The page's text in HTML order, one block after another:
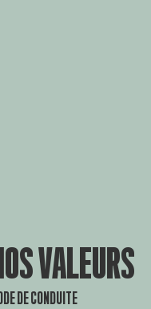
VALEURS
DE CONDUITE